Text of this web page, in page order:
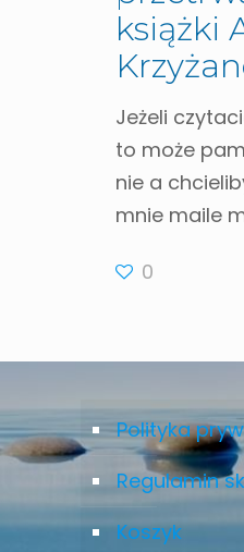
książki
Jeżeli
to może
nie a
mnie maile
0
Polityka
Regulamin
Koszyk